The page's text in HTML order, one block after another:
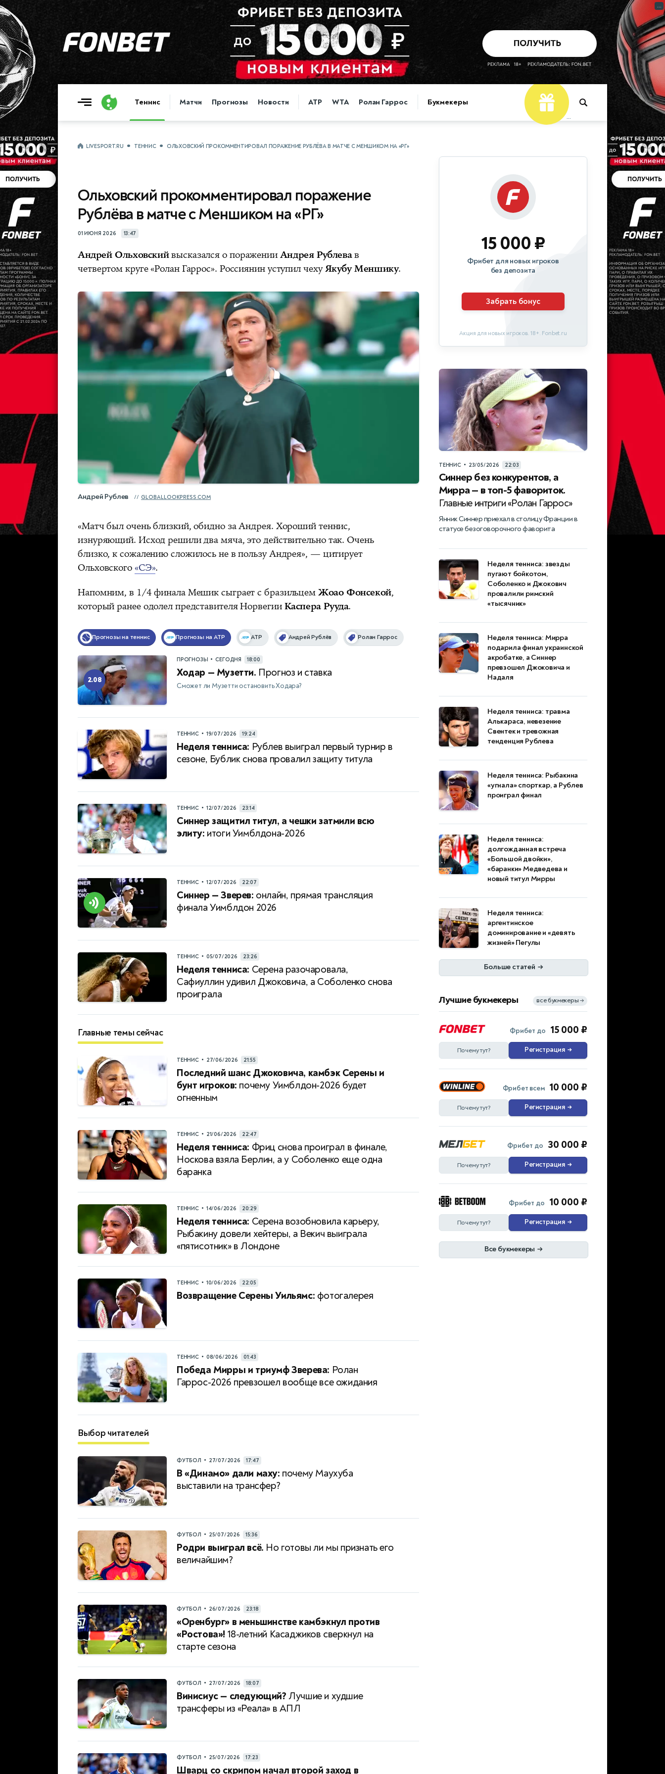
Теннис Матчи Прогнозы Новости ATP WTA Ролан Гаррос Букмекеры
...
LIVESPORT.RU ТЕННИС ОЛЬХОВСКИЙ ПРОКОММЕНТИРОВАЛ ПОРАЖЕНИЕ РУБЛЁВА В МАТЧЕ С МЕНШИКОМ НА «РГ»
Ольховский прокомментировал поражение
Рублёва в матче с Меншиком на «РГ»
01 ИЮНЯ 2026 13:47
Андрей Ольховскийвысказался о пораженииАндрея Рублевав
четвертом круге «Ролан Гаррос». Россиянин уступил чехуЯкубу Меншику.
Андрей Рублев GLOBALLOOKPRESS.COM
«Матч был очень близкий, обидно за Андрея. Хороший теннис,
изнуряющий. Исход решили два мяча, это действительно так. Очень
близко, к сожалению сложилось не в пользу Андрея», — цитирует
Ольховского«СЭ».
Напомним, в 1/4 финала Мешик сыграет с бразильцемЖоао Фонсекой,
который ранее одолел представителя НорвегииКаспера Рууда.
Прогнозы на теннис Прогнозы на ATP ATP Андрей Рублёв Ролан Гаррос
2.08
ПРОГНОЗЫ • СЕГОДНЯ 18:00
Ходар — Музетти. Прогноз и ставка
Сможет ли Музетти остановить Ходара?
ТЕННИС • 19/07/2026 19:24
Неделя тенниса: Рублев выиграл первый турнир в
сезоне, Бублик снова провалил защиту титула
ТЕННИС • 12/07/2026 23:14
Синнер защитил титул, а чешки затмили всю
элиту: итоги Уимблдона-2026
ТЕННИС • 12/07/2026 22:07
Синнер — Зверев: онлайн, прямая трансляция
финала Уимблдон 2026
ТЕННИС • 05/07/2026 23:26
Неделя тенниса: Серена разочаровала,
Сафиуллин удивил Джоковича, а Соболенко снова
проиграла
Главные темы сейчас
ТЕННИС • 27/06/2026 21:55
Последний шанс Джоковича, камбэк Серены и
бунт игроков: почему Уимблдон-2026 будет
огненным
ТЕННИС • 21/06/2026 22:47
Неделя тенниса: Фриц снова проиграл в финале,
Носкова взяла Берлин, а у Соболенко еще одна
баранка
ТЕННИС • 14/06/2026 20:29
Неделя тенниса: Серена возобновила карьеру,
Рыбакину довели хейтеры, а Векич выиграла
«пятисотник» в Лондоне
ТЕННИС • 10/06/2026 22:05
Возвращение Серены Уильямс: фотогалерея
ТЕННИС • 08/06/2026 01:43
Победа Мирры и триумф Зверева: Ролан
Гаррос-2026 превзошел вообще все ожидания
Выбор читателей
ФУТБОЛ • 27/07/2026 17:47
В «Динамо» дали маху: почему Маухуба
выставили на трансфер?
ФУТБОЛ • 25/07/2026 15:36
Родри выиграл всё. Но готовы ли мы признать его
величайшим?
ФУТБОЛ • 26/07/2026 23:18
«Оренбург» в меньшинстве камбэкнул против
«Ростова»! 18-летний Касаджиков сверкнул на
старте сезона
ФУТБОЛ • 27/07/2026 18:07
Винисиус — следующий? Лучшие и худшие
трансферы из «Реала» в АПЛ
ФУТБОЛ • 25/07/2026 17:23
Шварц со скрипом начал второй заход в
15 000 ₽
Фрибет для новых игроков
без депозита
Забрать бонус
Акция для новых игроков. 18+. Fonbet.ru
ТЕННИС • 23/05/2026 22:03
Синнер без конкурентов, а
Мирра — в топ-5 фавориток.
Главные интриги «Ролан Гаррос»
Янник Синнер приехал в столицу Франции в
статусе безоговорочного фаворита
Неделя тенниса: звезды
пугают бойкотом,
Соболенко и Джокович
провалили римский
«тысячник»
Неделя тенниса: Мирра
подарила финал украинской
акробатке, а Синнер
превзошел Джоковича и
Надаля
Неделя тенниса: травма
Алькараса, невезение
Свентек и тревожная
тенденция Рублева
Неделя тенниса: Рыбакина
«угнала» спорткар, а Рублев
проиграл финал
Неделя тенниса:
долгожданная встреча
«Большой двойки»,
«баранки» Медведева и
новый титул Мирры
Неделя тенниса:
аргентинское
доминирование и «девять
жизней» Пегулы
Больше статей →
Лучшие букмекеры все букмекеры →
Фрибет до 15 000 ₽
Почему тут? Регистрация →
Фрибет всем 10 000 ₽
Почему тут? Регистрация →
Фрибет до 30 000 ₽
Почему тут? Регистрация →
Фрибет до 10 000 ₽
Почему тут? Регистрация →
Все букмекеры →
...